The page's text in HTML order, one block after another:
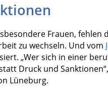
Frauen, fehlen
zu wechseln. Und vom
„Wer sich in einer
Druck und
Lüneburg.
Nach